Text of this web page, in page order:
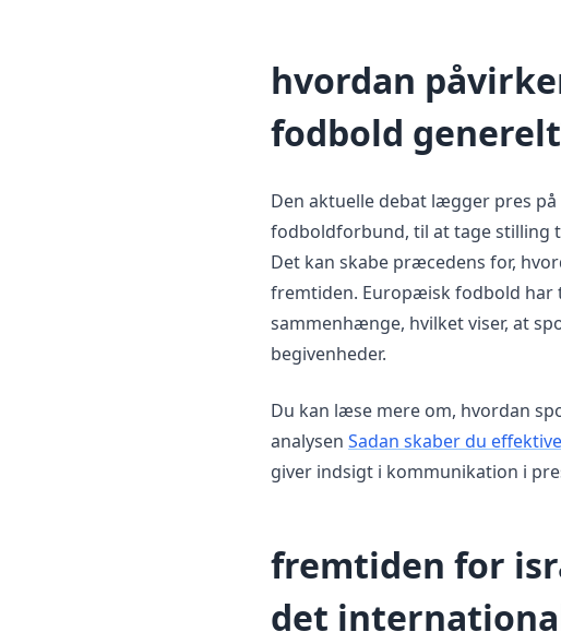
hvordan
fodbold
Den aktuelle debat lægger pres
fodboldforbund, til at tage stilling
Det kan skabe præcedens for,
fremtiden. Europæisk fodbold har
sammenhænge, hvilket viser, at
begivenheder.
Du kan læse mere om, hvordan
analysen Sadan skaber du
giver indsigt i kommunikation i
fremtiden for
det